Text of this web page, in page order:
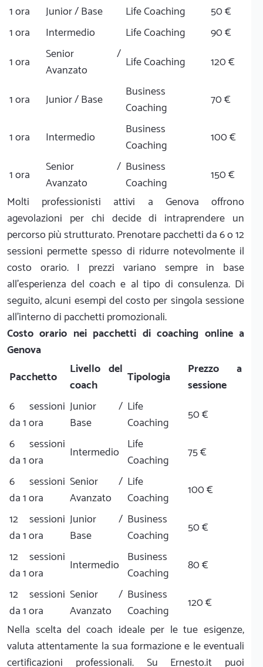
1 ora
Junior / Base Life Coaching
50 €
1 ora
Intermedio Life Coaching
90 €
1 ora
Senior /
Avanzato
Life Coaching 120 €
1 ora Junior / Base
Business
Coaching
70 €
1 ora Intermedio
Business
Coaching
100 €
1 ora
Senior /
Avanzato
Business
Coaching
150 €
Molti professionisti attivi a Genova offrono
agevolazioni per chi decide di intraprendere un
percorso più strutturato. Prenotare pacchetti da 6 o 12
sessioni permette spesso di ridurre notevolmente il
costo orario. I prezzi variano sempre in base
all'esperienza del coach e al tipo di consulenza. Di
seguito, alcuni esempi del costo per singola sessione
all'interno di pacchetti promozionali.
Costo orario nei pacchetti di coaching online a
Genova
Pacchetto
Livello del
coach
Tipologia
Prezzo a
sessione
6 sessioni
da 1 ora
Junior /
Base
Life
Coaching
50 €
6 sessioni
da 1 ora
Intermedio Life
Coaching
75 €
6 sessioni
da 1 ora
Senior /
Avanzato
Life
Coaching
100 €
12 sessioni
da 1 ora
Junior /
Base
Business
Coaching
50 €
12 sessioni
da 1 ora
Intermedio Business
Coaching
80 €
12 sessioni
da 1 ora
Senior /
Avanzato
Business
Coaching
120 €
Nella scelta del coach ideale per le tue esigenze,
valuta attentamente la sua formazione e le eventuali
certificazioni professionali. Su Ernesto.it puoi